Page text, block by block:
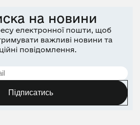
на новини
електронної пошти, щоб
важливі новини та
повідомлення.
Підписатись